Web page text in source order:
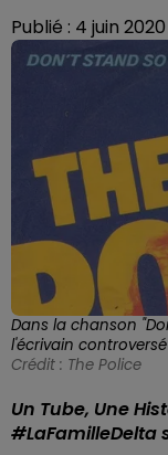
Publié : 4 juin
Dans la chanson
l'écrivain
Crédit : The Police
Un Tube, Une
#LaFamilleDelta